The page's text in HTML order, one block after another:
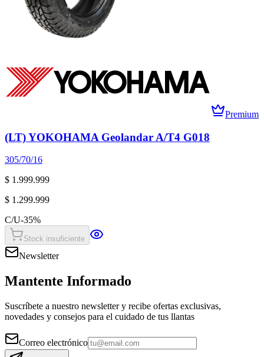
Premium
(LT) YOKOHAMA Geolandar A/T4 G018
305/70/16
$ 1.999.999
$ 1.299.999
C/U-35%
Stock insuficiente
Newsletter
Mantente Informado
Suscríbete a nuestro newsletter y recibe ofertas exclusivas,
novedades y consejos para el cuidado de tus llantas
Correo electrónico